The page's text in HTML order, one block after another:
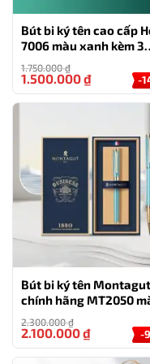
Bút bi ký
Bút bi ký tên cao cấp
7006 màu xanh kèm 3
ngòi, hộp và túi hãng
1.750.000₫
-
1.500.000₫
Bút bi ký tên Montagut
chính hãng MT2050
xanh ngọc đính đá
2.300.000₫
-
2.100.000₫